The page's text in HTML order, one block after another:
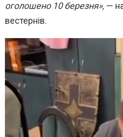
оголошено 10 березня», —
вестернів.
В
д
е
л